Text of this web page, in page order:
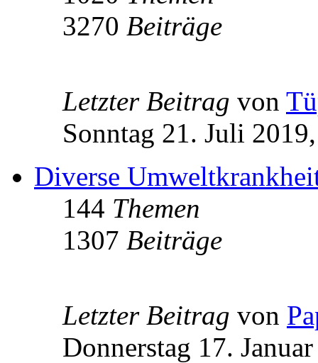
3270 Beiträge
Letzter Beitrag von
Sonntag 21. Juli
Diverse
144 Themen
1307 Beiträge
Letzter Beitrag von
Donnerstag 17.